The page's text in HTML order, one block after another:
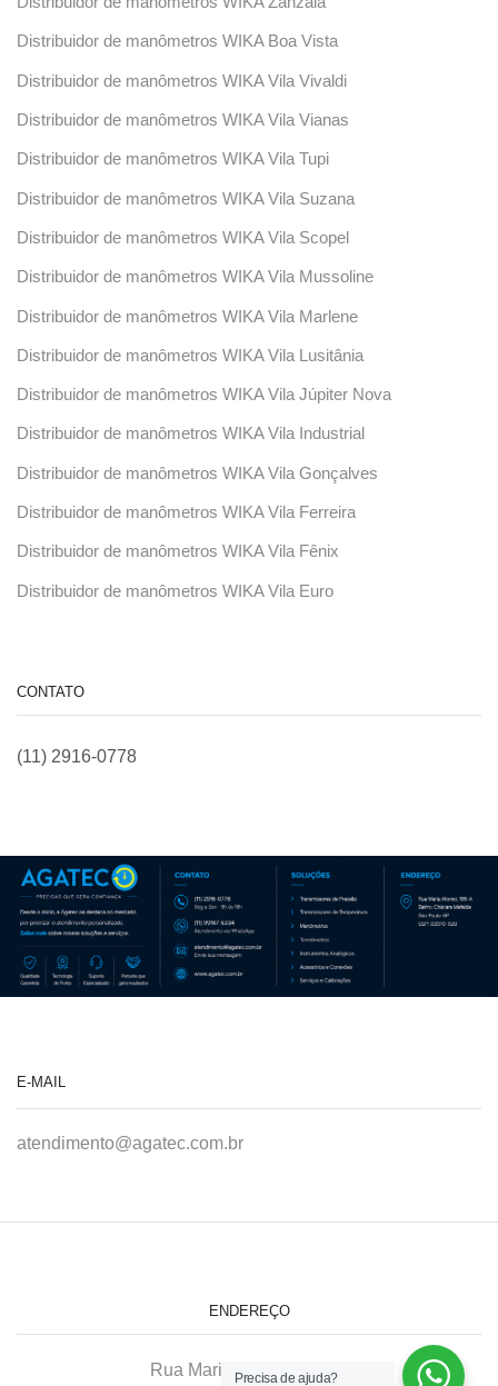
Distribuidor de manômetros WIKA Boa Vista
Distribuidor de manômetros WIKA Vila Vivaldi
Distribuidor de manômetros WIKA Vila Vianas
Distribuidor de manômetros WIKA Vila Tupi
Distribuidor de manômetros WIKA Vila Suzana
Distribuidor de manômetros WIKA Vila Scopel
Distribuidor de manômetros WIKA Vila Mussoline
Distribuidor de manômetros WIKA Vila Marlene
Distribuidor de manômetros WIKA Vila Lusitânia
Distribuidor de manômetros WIKA Vila Júpiter Nova
Distribuidor de manômetros WIKA Vila Industrial
Distribuidor de manômetros WIKA Vila Gonçalves
Distribuidor de manômetros WIKA Vila Ferreira
Distribuidor de manômetros WIKA Vila Fênix
Distribuidor de manômetros WIKA Vila Euro
CONTATO
(11) 2916-0778
E-MAIL
atendimento@agatec.com.br
ENDEREÇO
Rua Maria Afonso, 166-A
Precisa de ajuda?